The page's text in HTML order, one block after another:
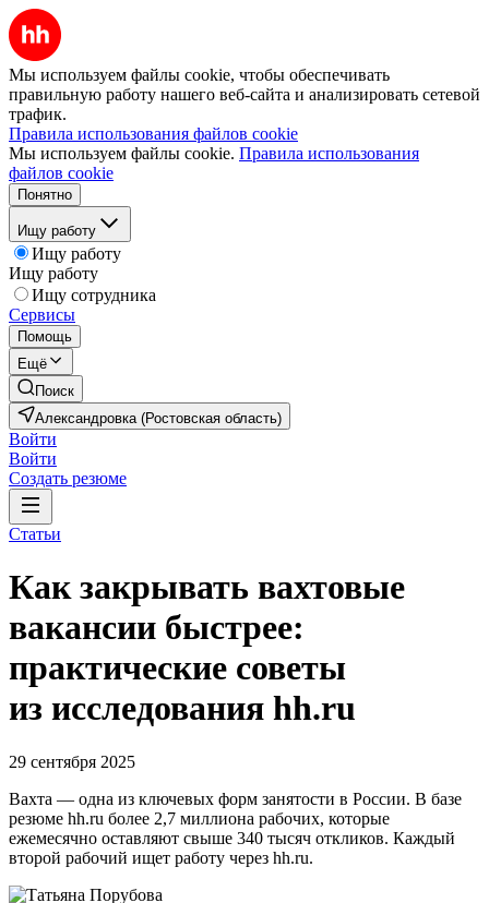
Мы используем файлы cookie, чтобы обеспечивать
правильную работу нашего веб-сайта и анализировать сетевой
трафик.
Правила использования файлов cookie
Мы используем файлы cookie. Правила использования
файлов cookie
Понятно
Ищу работу
Ищу работу
Ищу работу
Ищу сотрудника
Сервисы
Помощь
Ещё
Поиск
Александровка (Ростовская область)
Войти
Войти
Создать резюме
Статьи
Как закрывать вахтовые
вакансии быстрее:
практические советы
из исследования hh.ru
29 сентября 2025
Вахта — одна из ключевых форм занятости в России. В базе
резюме hh.ru более 2,7 миллиона рабочих, которые
ежемесячно оставляют свыше 340 тысяч откликов. Каждый
второй рабочий ищет работу через hh.ru.